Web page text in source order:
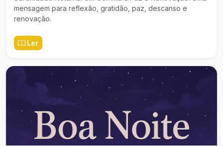
mensagem para reflexão, gratidão, paz, descanso e
renovação.
Ler